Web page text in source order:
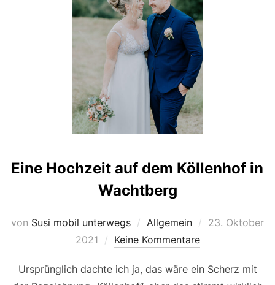
Eine Hochzeit auf dem Köllenhof in
Wachtberg
von Susi mobil unterwegs Allgemein
Veröffentlicht
23. Oktober
2021
Keine Kommentare
Ursprünglich dachte ich ja, das wäre ein Scherz mit